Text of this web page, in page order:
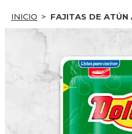
INICIO FAJITAS DE ATÚN